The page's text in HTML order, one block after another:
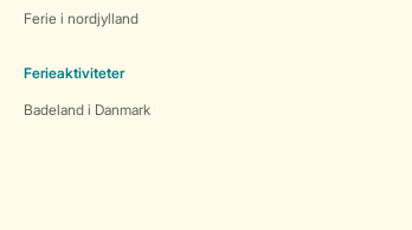
Ferie i nordjylland
Ferieaktiviteter
Badeland i Danmark